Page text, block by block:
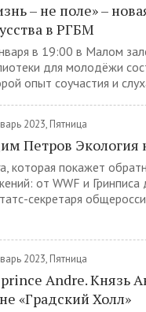
– не поле» –
в РГБМ
в 19:00 в Малом
для молодёжи
опыт соучастия и
2023, Пятница
Петров Экология
которая покажет
от WWF и
секретаря
2023, Пятница
Andre. Князь
«Градский Холл»